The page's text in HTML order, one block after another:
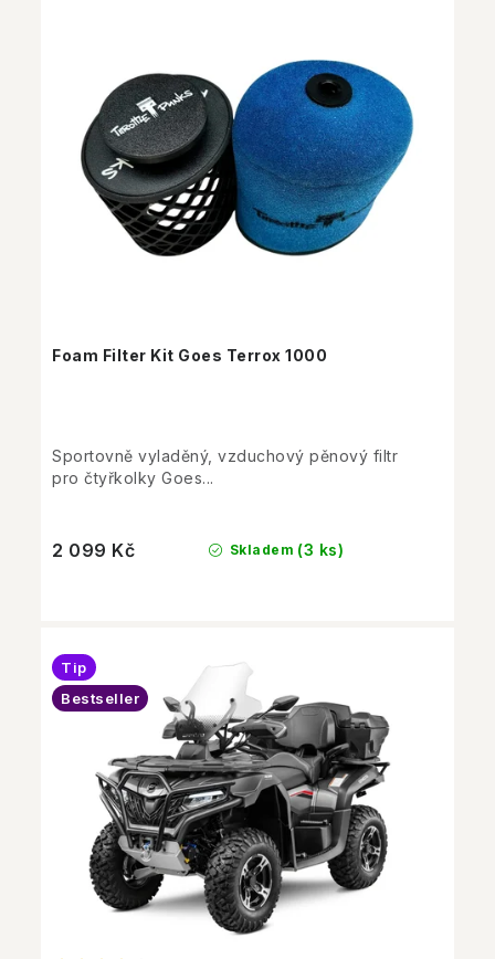
Foam Filter Kit Goes Terrox 1000
Skladem (3 ks)
2 099 Kč
Sportovně vyladěný, vzduchový pěnový filtr
pro čtyřkolky Goes...
Tip
Bestseller